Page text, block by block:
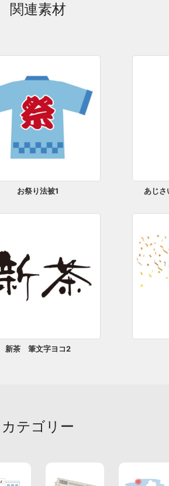
関連素材
お祭り法被1 あじさ
新茶 筆文字ヨコ2
カテゴリー